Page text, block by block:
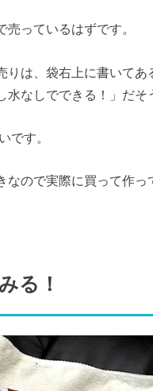
っているはずです。
りは、袋右上に書いてあ
水なしでできる！」だそ
です。
なので実際に買って作っ
る！